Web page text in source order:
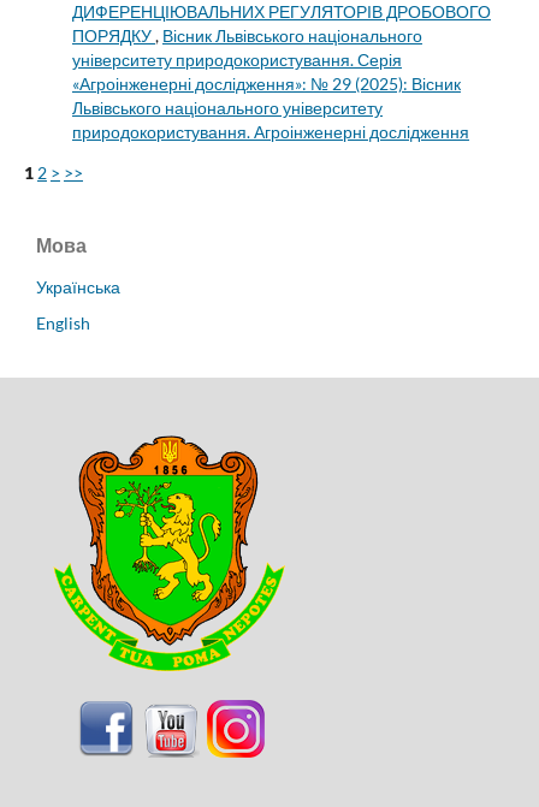
ДИФЕРЕНЦІЮВАЛЬНИХ РЕГУЛЯТОРІВ ДРОБОВОГО
ПОРЯДКУ, Вісник Львівського національного
університету природокористування. Серія
«Агроінженерні дослідження»: № 29 (2025): Вісник
Львівського національного університету
природокористування. Агроінженерні дослідження
1 2 > >>
Мова
Українська
English